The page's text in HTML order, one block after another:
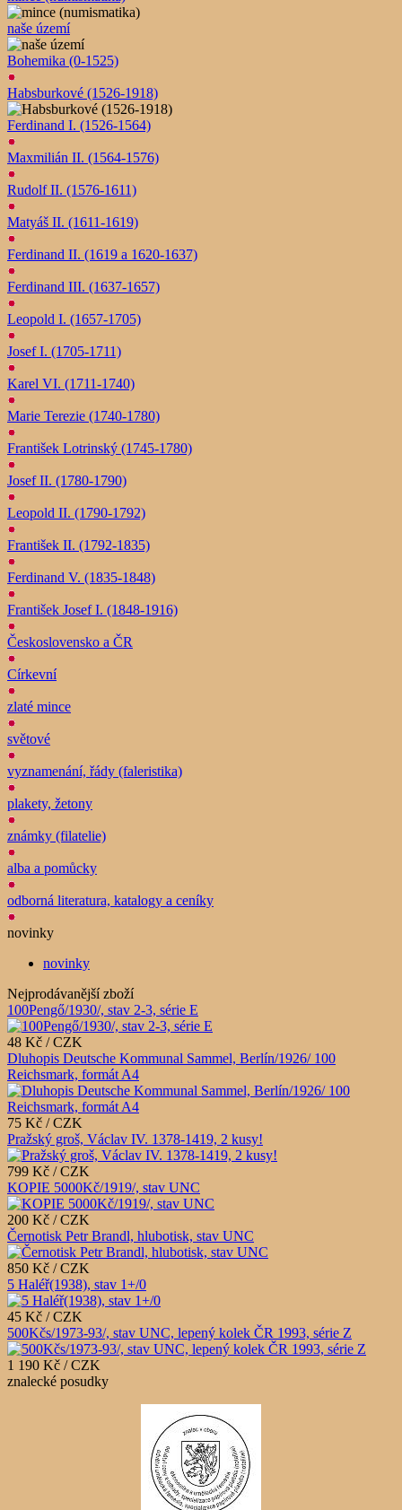
naše území
Bohemika (0-1525)
Habsburkové (1526-1918)
Ferdinand I. (1526-1564)
Maxmilián II. (1564-1576)
Rudolf II. (1576-1611)
Matyáš II. (1611-1619)
Ferdinand II. (1619 a 1620-1637)
Ferdinand III. (1637-1657)
Leopold I. (1657-1705)
Josef I. (1705-1711)
Karel VI. (1711-1740)
Marie Terezie (1740-1780)
František Lotrinský (1745-1780)
Josef II. (1780-1790)
Leopold II. (1790-1792)
František II. (1792-1835)
Ferdinand V. (1835-1848)
František Josef I. (1848-1916)
Československo a ČR
Církevní
zlaté mince
světové
vyznamenání, řády (faleristika)
plakety, žetony
známky (filatelie)
alba a pomůcky
odborná literatura, katalogy a ceníky
novinky
novinky
Nejprodávanější zboží
100Pengő/1930/, stav 2-3, série E
48 Kč / CZK
Dluhopis Deutsche Kommunal Sammel, Berlín/1926/ 100
Reichsmark, formát A4
75 Kč / CZK
Pražský groš, Václav IV. 1378-1419, 2 kusy!
799 Kč / CZK
KOPIE 5000Kč/1919/, stav UNC
200 Kč / CZK
Černotisk Petr Brandl, hlubotisk, stav UNC
850 Kč / CZK
5 Haléř(1938), stav 1+/0
45 Kč / CZK
500Kčs/1973-93/, stav UNC, lepený kolek ČR 1993, série Z
1 190 Kč / CZK
znalecké posudky